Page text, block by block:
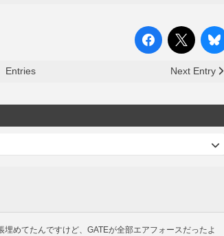
Entries Next Entry
めてたんですけど、GATEが全部エアフォースだったよ